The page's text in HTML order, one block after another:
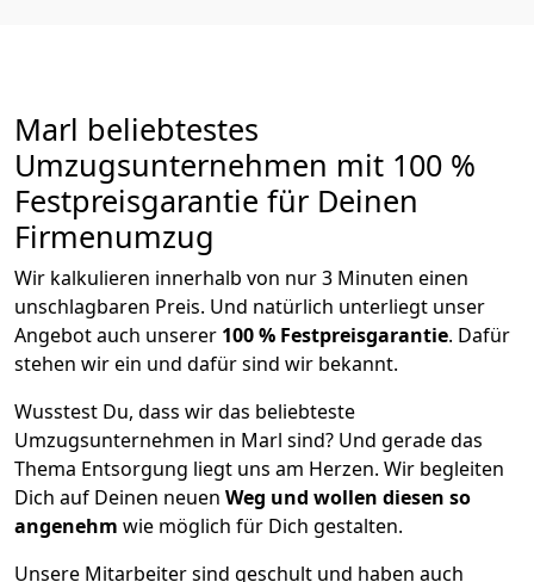
Marl beliebtestes
Umzugsunternehmen mit 100 %
Festpreisgarantie für Deinen
Firmenumzug
Wir kalkulieren innerhalb von nur 3 Minuten einen
unschlagbaren Preis. Und natürlich unterliegt unser
Angebot auch unserer 100 % Festpreisgarantie. Dafür
stehen wir ein und dafür sind wir bekannt.
Wusstest Du, dass wir das beliebteste
Umzugsunternehmen in Marl sind? Und gerade das
Thema Entsorgung liegt uns am Herzen. Wir begleiten
Dich auf Deinen neuen Weg und wollen diesen so
angenehm wie möglich für Dich gestalten.
Unsere Mitarbeiter sind geschult und haben auch